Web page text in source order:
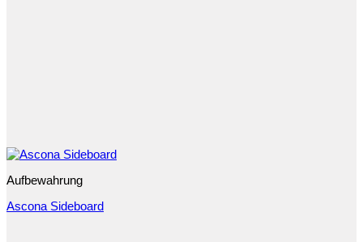
Aufbewahrung
Ascona Sideboard